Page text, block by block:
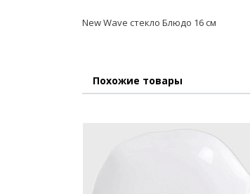
New Wave стекло Блюдо 16 см
Похожие товары